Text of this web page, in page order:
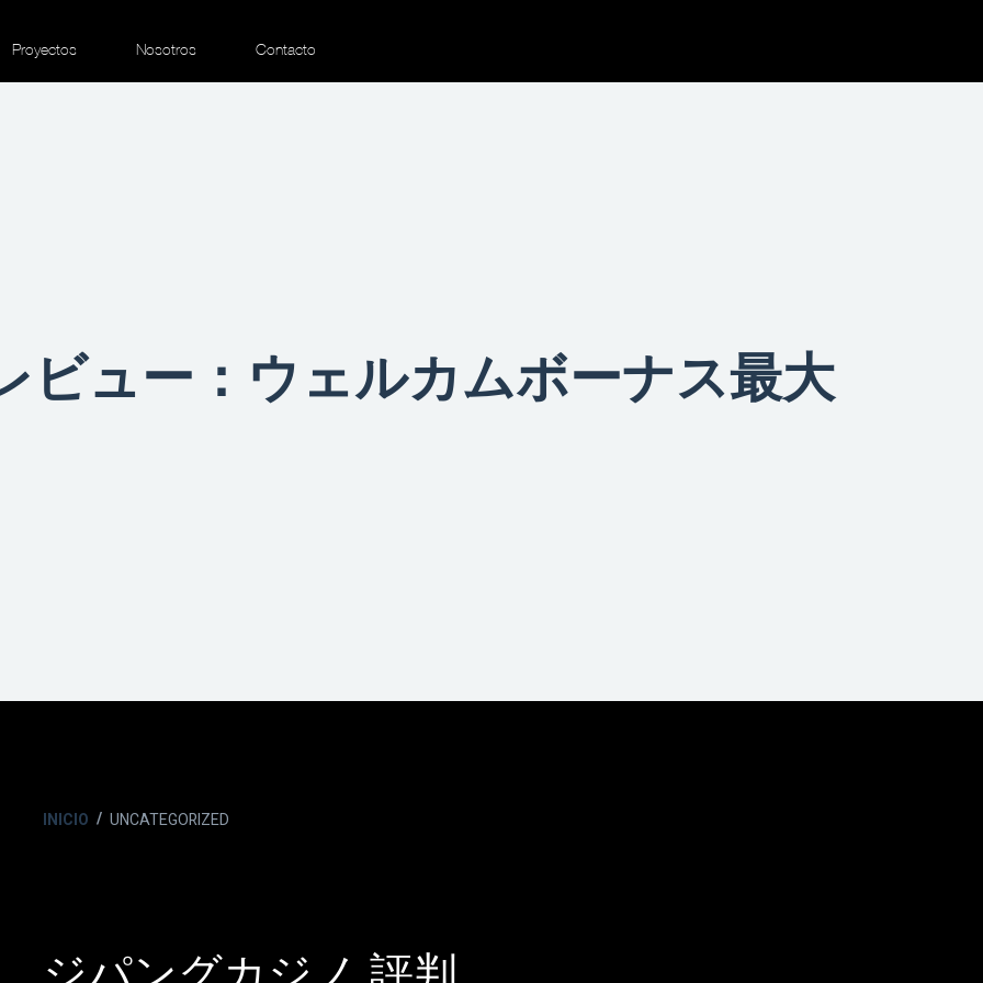
Proyectos Nosotros Contacto
ビュー：ウェルカムボーナス最大
INICIO UNCATEGORIZED